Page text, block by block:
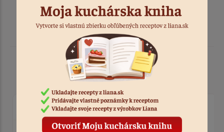
Podobné produkty